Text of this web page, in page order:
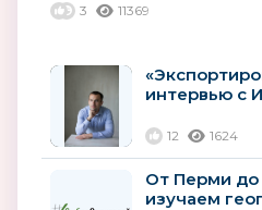
качественным»
3 11369
интервью с
12 1624
От Перми до
изучаем